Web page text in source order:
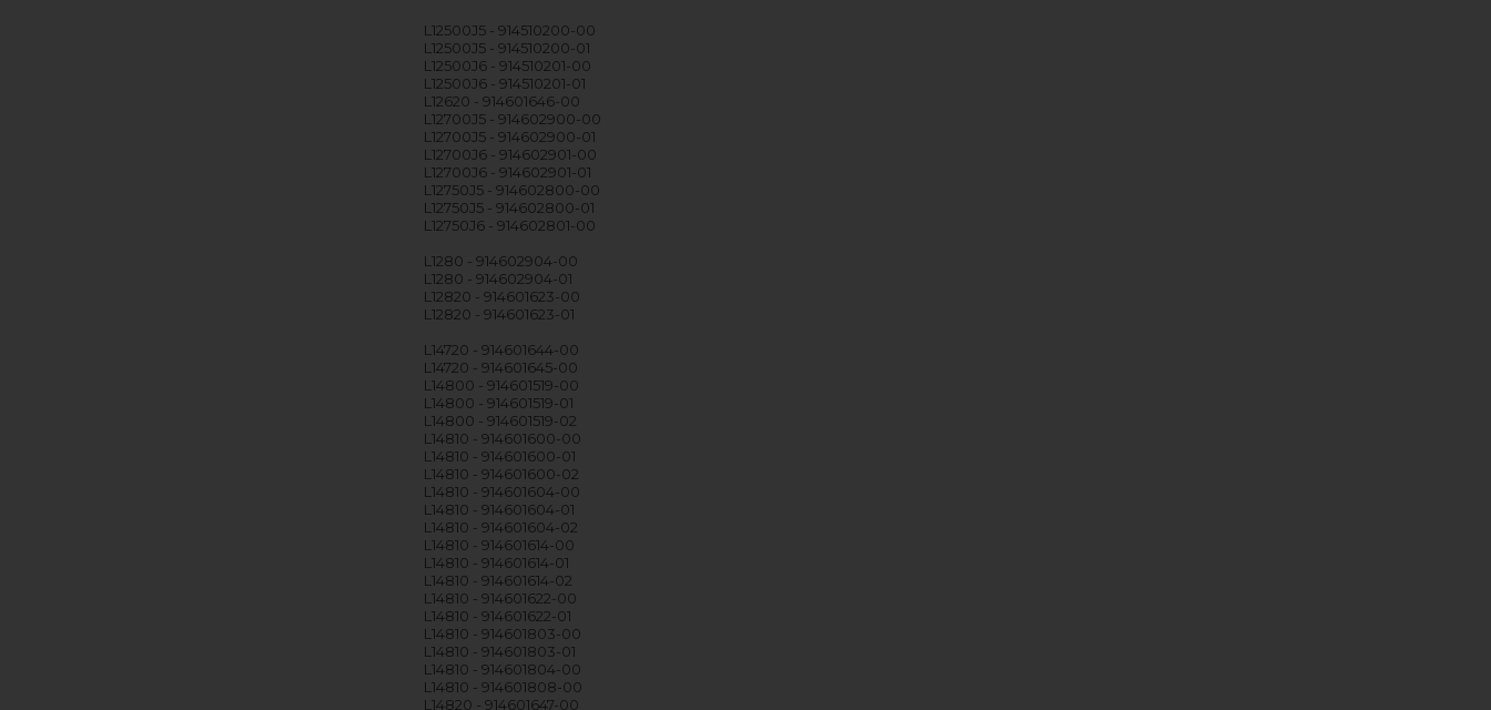
L12500J5 - 914510200-00
L12500J5 - 914510200-01
L12500J6 - 914510201-00
L12500J6 - 914510201-01
L12620 - 914601646-00
L12700J5 - 914602900-00
L12700J5 - 914602900-01
L12700J6 - 914602901-00
L12700J6 - 914602901-01
L12750J5 - 914602800-00
L12750J5 - 914602800-01
L12750J6 - 914602801-00
L1280 - 914602904-00
L1280 - 914602904-01
L12820 - 914601623-00
L12820 - 914601623-01
L14720 - 914601644-00
L14720 - 914601645-00
L14800 - 914601519-00
L14800 - 914601519-01
L14800 - 914601519-02
L14810 - 914601600-00
L14810 - 914601600-01
L14810 - 914601600-02
L14810 - 914601604-00
L14810 - 914601604-01
L14810 - 914601604-02
L14810 - 914601614-00
L14810 - 914601614-01
L14810 - 914601614-02
L14810 - 914601622-00
L14810 - 914601622-01
L14810 - 914601803-00
L14810 - 914601803-01
L14810 - 914601804-00
L14810 - 914601808-00
L14820 - 914601647-00